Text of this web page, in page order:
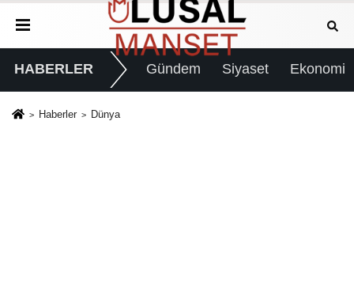
HABERLER Gündem Siyaset Ekonomi
Haberler Dünya